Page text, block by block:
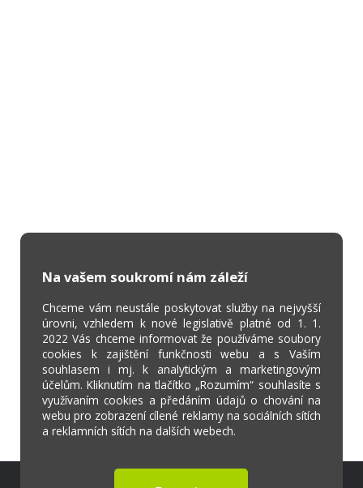
Na vašem soukromí nám záleží
Chceme vám neustále poskytovat služby na nejvyšší
úrovni, vzhledem k nové legislativě platné od 1. 1.
2022 Vás chceme informovat že používáme soubory
cookies k zajištění funkčnosti webu a s Vaším
souhlasem i mj. k analytickým a marketingovým
účelům. Kliknutím na tlačítko „Rozumím“ souhlasíte s
využívaním cookies a předáním údajů o chování na
webu pro zobrazení cílené reklamy na sociálních sítích
a reklamních sítích na dalších webech.